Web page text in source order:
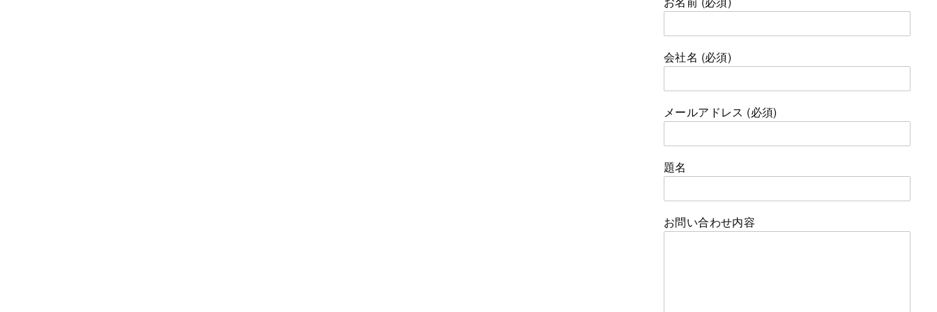
会社名 (必須)
メールアドレス (必須)
題名
お問い合わせ内容